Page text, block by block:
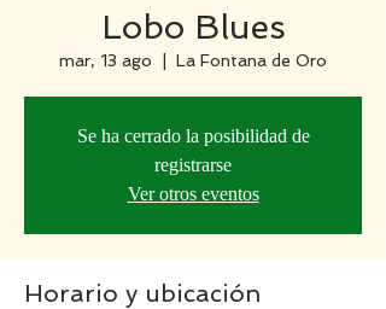
Lobo Blues
mar, 13 ago La Fontana de Oro
Se ha cerrado la posibilidad de
registrarse
Ver otros eventos
Horario y ubicación